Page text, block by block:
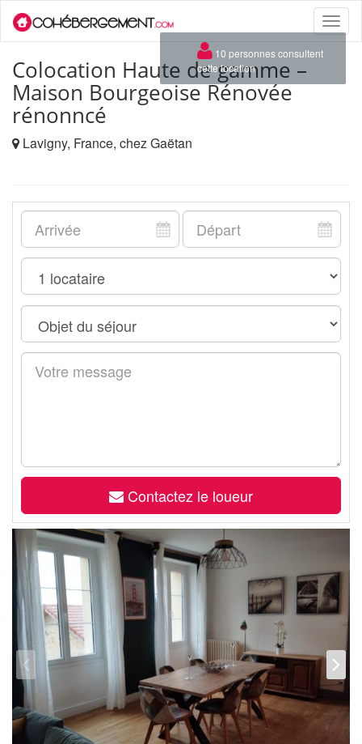
Toggle
Colocation Haute de gamme –
Maison Bourgeoise Rénovée
rénonncé
Lavigny, France, chez Gaëtan
Contactez le loueur
×
10 personnes consultent
cette location